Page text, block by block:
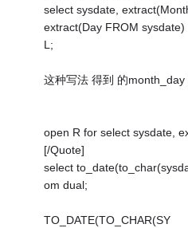
select sysdate,
extract(Day FROM
L;
这种写法 得到 的
open R for select sysdate,
[/Quote]
select
om dual;
TO_DATE(TO_CHAR(SY